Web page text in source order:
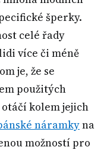
šperky.
celé řady
více či méně
je, že se
použitých
kolem jejich
náramkyna
možností pro